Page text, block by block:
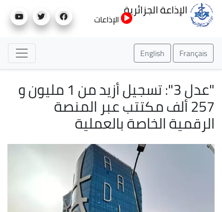
إلى
الإذاعة الجزائرية
الإذاعات
Français
English
"عدل 3": تسجيل أزيد من 1 مليون و
257 ألف مكتتب عبر المنصة
الرقمية الخاصة بالعملية